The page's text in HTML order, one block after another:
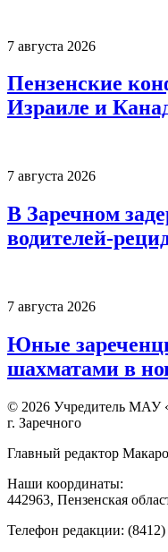
7 августа 2026
Пензенские
Израиле и
7 августа 2026
В Заречном
водителей-
7 августа 2026
Юные
шахматами в
© 2026 Учредитель МАУ
г. Заречного
Главный редактор
Наши координаты:
442963, Пензенская
Телефон редакции: